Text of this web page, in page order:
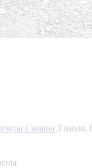
Самара 3 июля,